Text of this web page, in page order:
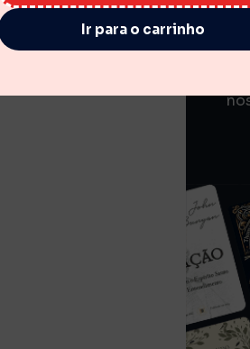
Ir para o carrinho